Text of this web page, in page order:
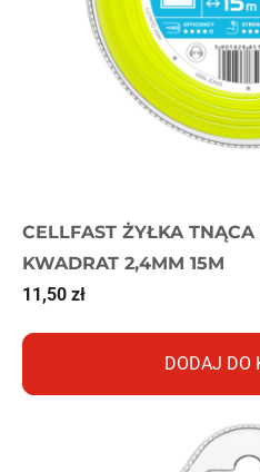
CELLFAST ŻYŁKA TNĄCA
KWADRAT 2,4MM 15M
11,50 zł
DODAJ DO